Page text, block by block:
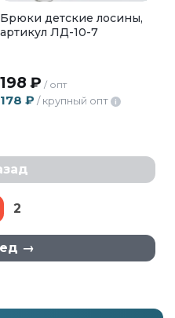
Брюки детские лосины,
артикул ЛД-10-7
198 ₽ / опт
178 ₽ / крупный опт i
2